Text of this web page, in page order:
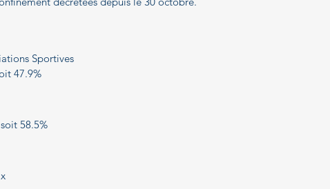
Sportives
47.9%
58.5%